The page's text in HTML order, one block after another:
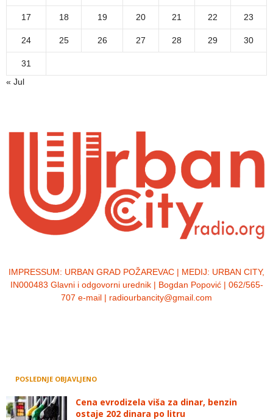
17 18 19 20 21 22 23
24 25 26 27 28 29 30
31
« Jul
IMPRESSUM: URBAN GRAD POŽAREVAC | MEDIJ: URBAN CITY,
IN000483 Glavni i odgovorni urednik | Bogdan Popović | 062/565-
707 e-mail | radiourbancity@gmail.com
POSLEDNJE OBJAVLJENO
Cena evrodizela viša za dinar, benzin
ostaje 202 dinara po litru